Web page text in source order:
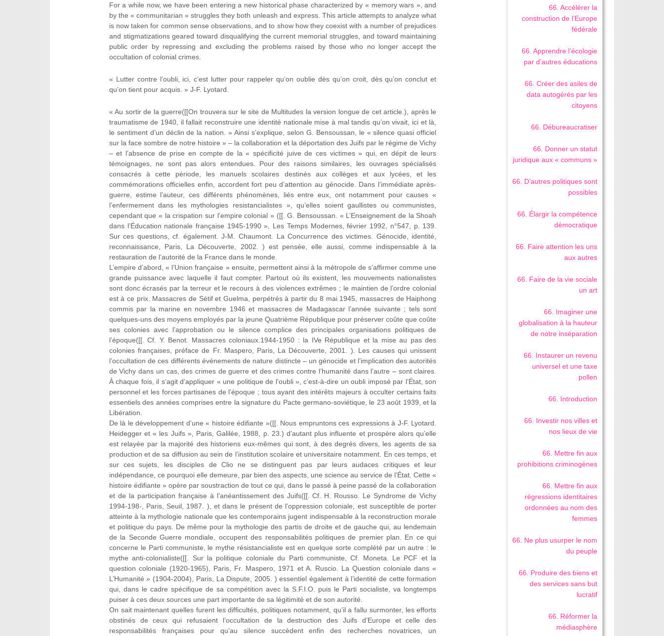
For a while now, we have been entering a new historical phase characterized by « memory wars », and
by the « communitarian » struggles they both unleash and express. This article attempts to analyze what
is now taken for common sense observations, and to show how they coexist with a number of prejudices
and stigmatizations geared toward disqualifying the current memorial struggles, and toward maintaining
public order by repressing and excluding the problems raised by those who no longer accept the
occultation of colonial crimes.
« Lutter contre l’oubli, ici, c’est lutter pour rappeler qu’on oublie dès qu’on croit, dès qu’on conclut et
qu’on tient pour acquis. » J-F. Lyotard.
« Au sortir de la guerre([[On trouvera sur le site de Multitudes la version longue de cet article.), après le
traumatisme de 1940, il fallait reconstruire une identité nationale mise à mal tandis qu’on vivait, ici et là,
le sentiment d’un déclin de la nation. » Ainsi s’explique, selon G. Bensoussan, le « silence quasi officiel
sur la face sombre de notre histoire » – la collaboration et la déportation des Juifs par le régime de Vichy
– et l’absence de prise en compte de la « spécificité juive de ces victimes » qui, en dépit de leurs
témoignages, ne sont pas alors entendues. Pour des raisons similaires, les ouvrages spécialisés
consacrés à cette période, les manuels scolaires destinés aux collèges et aux lycées, et les
commémorations officielles enfin, accordent fort peu d’attention au génocide. Dans l’immédiate après-
guerre, estime l’auteur, ces différents phénomènes, liés entre eux, ont notamment pour causes «
l’enfermement dans les mythologies resistancialistes », qu’elles soient gaullistes ou communistes,
cependant que « la crispation sur l’empire colonial » ([[. G. Bensoussan. « L’Enseignement de la Shoah
dans l’Éducation nationale française 1945-1990 », Les Temps Modernes, février 1992, n°547, p. 139.
Sur ces questions, cf. également. J-M. Chaumont. La Concurrence des victimes. Génocide, identité,
reconnaissance, Paris, La Découverte, 2002. ) est pensée, elle aussi, comme indispensable à la
restauration de l’autorité de la France dans le monde.
L’empire d’abord, « l’Union française » ensuite, permettent ainsi à la métropole de s’affirmer comme une
grande puissance avec laquelle il faut compter. Partout où ils existent, les mouvements nationalistes
sont donc écrasés par la terreur et le recours à des violences extrêmes ; le maintien de l’ordre colonial
est à ce prix. Massacres de Sétif et Guelma, perpétrés à partir du 8 mai 1945, massacres de Haiphong
commis par la marine en novembre 1946 et massacres de Madagascar l’année suivante ; tels sont
quelques-uns des moyens employés par la jeune Quatrième République pour préserver coûte que coûte
ses colonies avec l’approbation ou le silence complice des principales organisations politiques de
l’époque([[. Cf. Y. Benot. Massacres coloniaux.1944-1950 : la IVe République et la mise au pas des
colonies françaises, préface de Fr. Maspero, Paris, La Découverte, 2001. ). Les causes qui unissent
l’occultation de ces différents événements de nature distincte – un génocide et l’implication des autorités
de Vichy dans un cas, des crimes de guerre et des crimes contre l’humanité dans l’autre – sont claires.
À chaque fois, il s’agit d’appliquer « une politique de l’oubli », c’est-à-dire un oubli imposé par l’État, son
personnel et les forces partisanes de l’époque ; tous ayant des intérêts majeurs à occulter certains faits
essentiels des années comprises entre la signature du Pacte germano-soviétique, le 23 août 1939, et la
Libération.
De là le développement d’une « histoire édifiante »([[. Nous empruntons ces expressions à J-F. Lyotard.
Heidegger et « les Juifs », Paris, Galilée, 1988, p. 23.) d’autant plus influente et prospère alors qu’elle
est relayée par la majorité des historiens eux-mêmes qui sont, à des degrés divers, les agents de sa
production et de sa diffusion au sein de l’institution scolaire et universitaire notamment. En ces temps, et
sur ces sujets, les disciples de Clio ne se distinguent pas par leurs audaces critiques et leur
indépendance, ce pourquoi elle demeure, par bien des aspects, une science au service de l’État. Cette «
histoire édifiante » opère par soustraction de tout ce qui, dans le passé à peine passé de la collaboration
et de la participation française à l’anéantissement des Juifs([[. Cf. H. Rousso. Le Syndrome de Vichy
1994-198-, Paris, Seuil, 1987. ), et dans le présent de l’oppression coloniale, est susceptible de porter
atteinte à la mythologie nationale que les contemporains jugent indispensable à la reconstruction morale
et politique du pays. De même pour la mythologie des partis de droite et de gauche qui, au lendemain
de la Seconde Guerre mondiale, occupent des responsabilités politiques de premier plan. En ce qui
concerne le Parti communiste, le mythe résistancialiste est en quelque sorte complété par un autre : le
mythe anti-colonialiste([[. Sur la politique coloniale du Parti communiste, Cf. Moneta. Le PCF et la
question coloniale (1920-1965), Paris, Fr. Maspero, 1971 et A. Ruscio. La Question coloniale dans «
L’Humanité » (1904-2004), Paris, La Dispute, 2005. ) essentiel également à l’identité de cette formation
qui, dans le cadre spécifique de sa compétition avec la S.F.I.O. puis le Parti socialiste, va longtemps
puiser à ces deux sources une part importante de sa légitimité et de son autorité.
On sait maintenant quelles furent les difficultés, politiques notamment, qu’il a fallu surmonter, les efforts
obstinés de ceux qui refusaient l’occultation de la destruction des Juifs d’Europe et celle des
responsabilités françaises pour qu’au silence succèdent enfin des recherches novatrices, un
66. Accélérer la
construction de l’Europe
fédérale
66. Apprendre l’écologie
par d’autres éducations
66. Créer des asiles de
data autogérés par les
citoyens
66. Débureaucratiser
66. Donner un statut
juridique aux « communs »
66. D’autres politiques sont
possibles
66. Élargir la compétence
démocratique
66. Faire attention les uns
aux autres
66. Faire de la vie sociale
un art
66. Imaginer une
globalisation à la hauteur
de notre inséparation
66. Instaurer un revenu
universel et une taxe
pollen
66. Introduction
66. Investir nos villes et
nos lieux de vie
66. Mettre fin aux
prohibitions criminogènes
66. Mettre fin aux
régressions identitaires
ordonnées au nom des
femmes
66. Ne plus usurper le nom
du peuple
66. Produire des biens et
des services sans but
lucratif
66. Réformer la
médiasphère